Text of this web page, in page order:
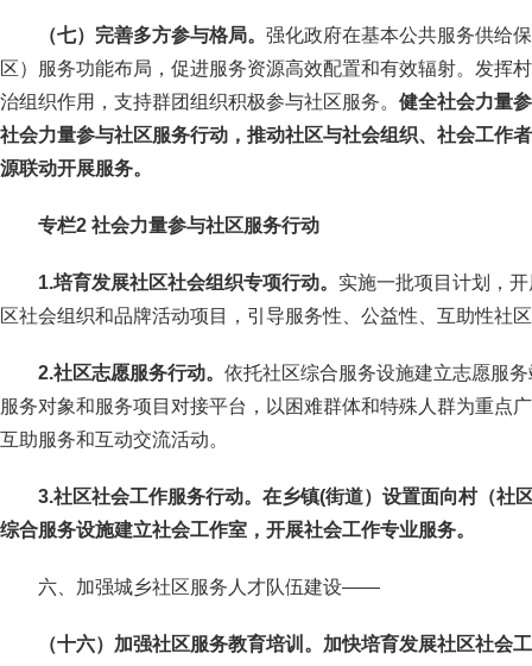
（七）完善多方参与格局。 强化政府在基本公共服务供给
区）服务功能布局，促进服务资源高效配置和有效辐射。发挥
治组织作用，支持群团组织积极参与社区服务。 健全社会力量
社会力量参与社区服务行动，推动社区与社会组织、社会工作
源联动开展服务。
专栏2 社会力量参与社区服务行动
1.培育发展社区社会组织专项行动。 实施一批项目计划，
区社会组织和品牌活动项目，引导服务性、公益性、互助性社
2.社区志愿服务行动。 依托社区综合服务设施建立志愿服
服务对象和服务项目对接平台，以困难群体和特殊人群为重点
互助服务和互动交流活动。
3.社区社会工作服务行动。在乡镇(街道）设置面向村（社
综合服务设施建立社会工作室，开展社会工作专业服务。
六、加强城乡社区服务人才队伍建设——
（十六）加强社区服务教育培训。 加快培育发展社区社会